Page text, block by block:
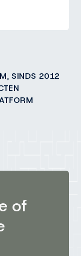
SINDS 2012
of